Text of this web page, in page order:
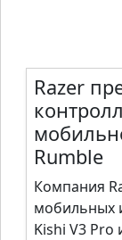
Razer
Rumble
Компания
мобильных
Kishi V3 Pro